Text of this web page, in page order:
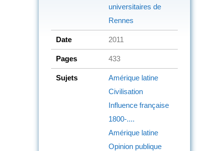
universitaires de
Rennes
Date 2011
Pages 433
Sujets
Amérique latine
Civilisation
Influence française
1800-....
Amérique latine
Opinion publique